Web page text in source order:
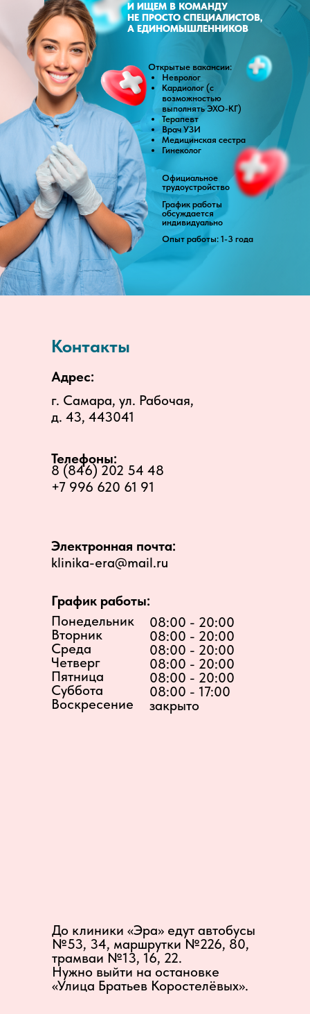
И ИЩЕМ В КОМАНДУ
НЕ ПРОСТО СПЕЦИАЛИСТОВ,
А ЕДИНОМЫШЛЕННИКОВ
Опыт работы: 1-3 года
Открытые вакансии:
Невролог
Кардиолог (с
возможностью
выполнять ЭХО-КГ)
Терапевт
Врач УЗИ
Медицинская сестра
Гинеколог
Официальное
трудоустройство
График работы
обсуждается
индивидуально
Контакты
Адрес:
График работы:
Телефоны:
Электронная почта:
г. Самара, ул. Рабочая,
д. 43, 443041
Понедельник
Вторник
Среда
Четверг
Пятница
Суббота
Воскресение
klinika-era@mail.ru
До клиники «Эра» едут автобусы
№53, 34, маршрутки №226, 80,
трамваи №13, 16, 22.
Нужно выйти на остановке
«Улица Братьев Коростелёвых».
8 (846) 202 54 48
+7 996 620 61 91
08:00 - 20:00
08:00 - 20:00
08:00 - 20:00
08:00 - 20:00
08:00 - 20:00
08:00 - 17:00
закрыто